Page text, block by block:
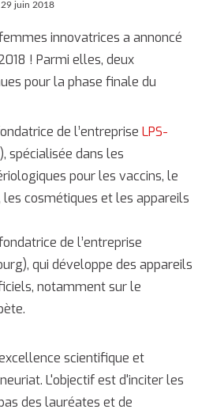
29 juin 2018
innovatrices a annoncé
! Parmi elles, deux
pour la phase finale du
de l’entreprise LPS-
spécialisée dans les
pour les vaccins, le
les cosmétiques et les appareils
de l’entreprise
qui développe des appareils
notamment sur le
scientifique et
L'objectif est d'inciter les
des lauréates et de